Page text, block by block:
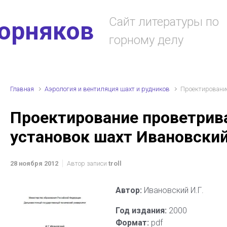
Сайт литературы по
горному делу
Главная Аэрология и вентиляция шахт и рудников
Проектирование
установок шахт
28 ноября 2012 Автор записи troll
Автор: Ивановский И.Г.
Год издания: 2000
Формат: pdf